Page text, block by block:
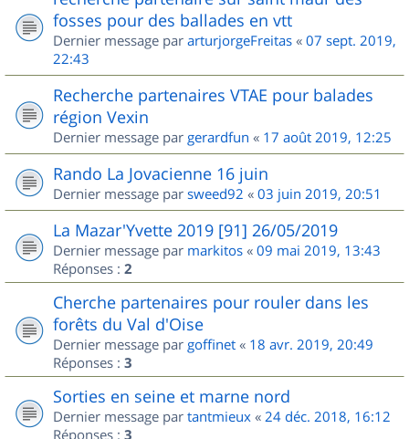
fosses pour des ballades en vtt
Dernier message par arturjorgeFreitas « 07 sept. 2019,
22:43
Recherche partenaires VTAE pour balades
région Vexin
Dernier message par gerardfun « 17 août 2019, 12:25
Rando La Jovacienne 16 juin
Dernier message par sweed92 « 03 juin 2019, 20:51
La Mazar'Yvette 2019 [91] 26/05/2019
Dernier message par markitos « 09 mai 2019, 13:43
Réponses : 2
Cherche partenaires pour rouler dans les
forêts du Val d'Oise
Dernier message par goffinet « 18 avr. 2019, 20:49
Réponses : 3
Sorties en seine et marne nord
Dernier message par tantmieux « 24 déc. 2018, 16:12
Réponses : 3